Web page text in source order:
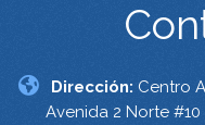
Dirección: Centro
Avenida 2 Norte